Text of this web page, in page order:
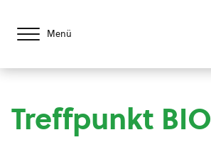
Menü
Treffpunkt BIO